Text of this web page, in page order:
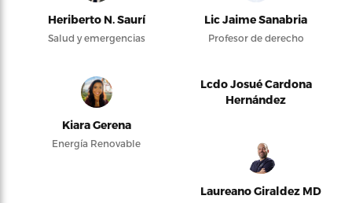
Heriberto N. Saurí
Salud y emergencias
Lic Jaime Sanabria
Profesor de derecho
Kiara Gerena
Energía Renovable
Lcdo Josué Cardona
Hernández
Laureano Giraldez MD